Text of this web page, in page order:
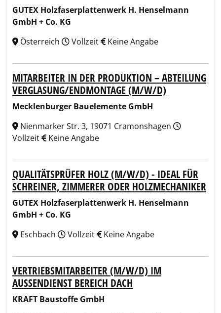
GUTEX Holzfaserplattenwerk H. Henselmann
GmbH + Co. KG
Österreich
Vollzeit Keine Angabe
MITARBEITER IN DER PRODUKTION – ABTEILUNG
VERGLASUNG/ENDMONTAGE (M/W/D)
Mecklenburger Bauelemente GmbH
Nienmarker Str. 3, 19071 Cramonshagen
Vollzeit
Keine Angabe
QUALITÄTSPRÜFER HOLZ (M/W/D) - IDEAL FÜR
SCHREINER, ZIMMERER ODER HOLZMECHANIKER
GUTEX Holzfaserplattenwerk H. Henselmann
GmbH + Co. KG
Eschbach
Vollzeit Keine Angabe
VERTRIEBSMITARBEITER (M/W/D) IM
AUSSENDIENST BEREICH DACH
KRAFT Baustoffe GmbH